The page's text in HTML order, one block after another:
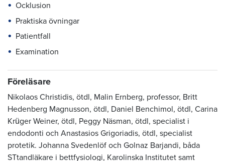
Ocklusion
Praktiska övningar
Patientfall
Examination
Föreläsare
Nikolaos Christidis, ötdl, Malin Ernberg, professor, Britt
Hedenberg Magnusson, ötdl, Daniel Benchimol, ötdl, Carina
Krüger Weiner, ötdl, Peggy Näsman, ötdl, specialist i
endodonti och Anastasios Grigoriadis, ötdl, specialist
protetik. Johanna Svedenlöf och Golnaz Barjandi, båda
STtandläkare i bettfysiologi, Karolinska Institutet samt